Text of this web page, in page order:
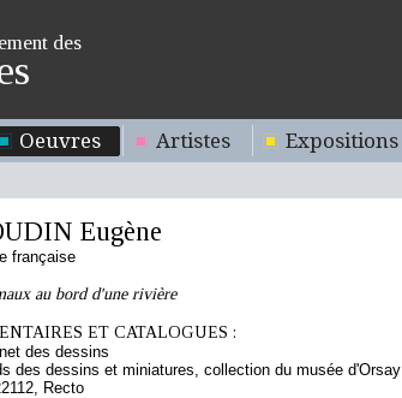
des
Oeuvres Artistes Expositions
Eugène
française
au bord d'une rivière
ET CATALOGUES :
des dessins
des dessins et miniatures, collection du musée d'Orsay
Recto